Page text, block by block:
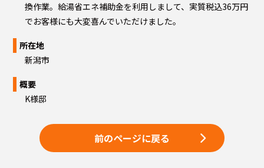
換作業。給湯省エネ補助金を利用しまして、実質税込36万円
でお客様にも大変喜んでいただけました。
所在地
新潟市
概要
K様邸
前のページに戻る